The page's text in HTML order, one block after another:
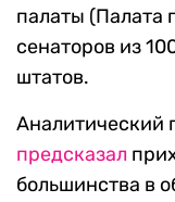
палаты (Палата
сенаторов из
штатов.
Аналитический
предсказал
большинства в